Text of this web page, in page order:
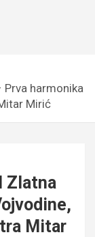
Prva harmonika
Mirić
Zlatna
Mitar